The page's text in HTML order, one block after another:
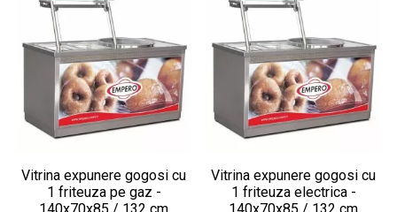
Vitrina expunere gogosi cu
1 friteuza pe gaz -
Vitrina expunere gogosi cu
1 friteuza electrica -